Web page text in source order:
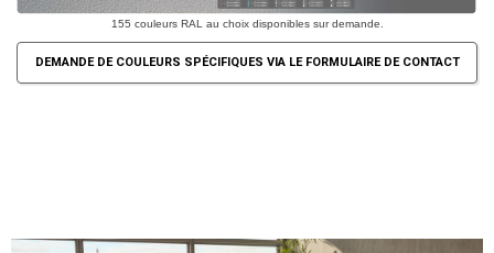
155 couleurs RAL au choix disponibles sur demande.
DEMANDE DE COULEURS SPÉCIFIQUES VIA LE FORMULAIRE DE CONTACT